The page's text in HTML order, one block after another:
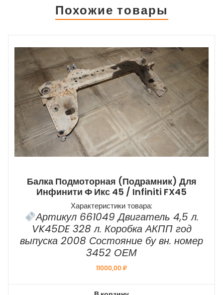
Похожие товары
Балка Подмоторная (подрамник) Для
Инфинити Ф Икс 45 / Infiniti FX45
Характеристики товара:
Артикул 661049 Двигатель 4,5 л.
VK45DE 328 л. Коробка АКПП год
выпуска 2008 Состояние бу вн. номер
3452 ОЕМ
11000,00₽